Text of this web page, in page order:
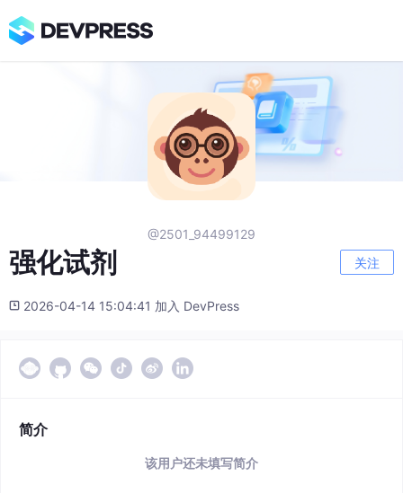
@2501_94499129
强化试剂 关注
2026-04-14 15:04:41 加入 DevPress
简介
该用户还未填写简介